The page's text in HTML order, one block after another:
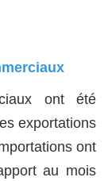
ont été
exportations
ont
au mois